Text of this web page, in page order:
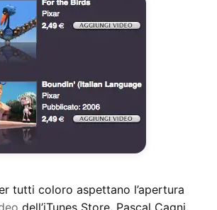
tutti coloro aspettano l’apertura